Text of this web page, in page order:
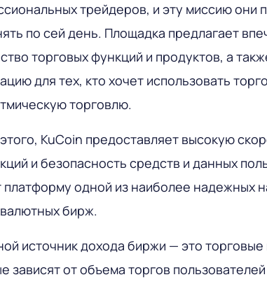
трейдеров, и эту миссию они
по сей день. Площадка предлагает
торговых функций и продуктов, а
для тех, кто хочет использовать
торговлю.
KuCoin предоставляет высокую
и безопасность средств и данных
платформу одной из наиболее надежных
бирж.
источник дохода биржи — это торговые
зависят от объема торгов